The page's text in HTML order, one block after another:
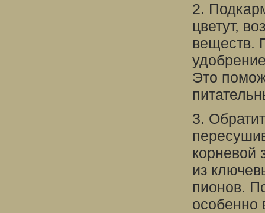
2.
цветут,
веществ.
Это
3.
корневой
из
пионов.
особенно